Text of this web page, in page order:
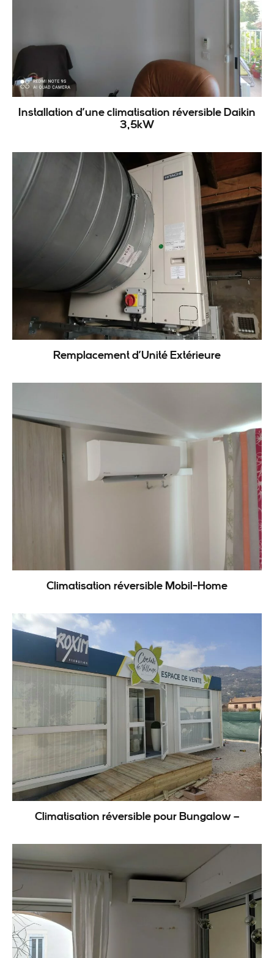
Installation d’une climatisation réversible Daikin
3,5kW
Remplacement d’Unité Extérieure
Climatisation réversible Mobil-Home
Climatisation réversible pour Bungalow –